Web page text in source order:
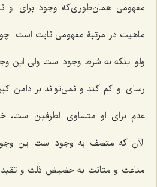
مفهومی همان‌طوری‌که وجود برای او
ماهیت در مرتبۀ مفهومی ثابت است.
ولو اینکه به شرط وجود است ولی این
رسای او کم کند و نمی‌تواند بر دامن
عدم برای او متساوی الطرفین است،
الآن که متصف به وجود است این وجود
مناعت و متانت به حضیض ذلت و تقید